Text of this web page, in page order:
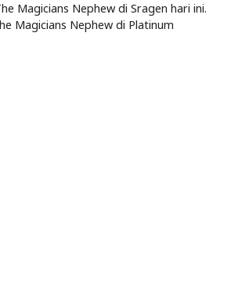
Magicians Nephew di Sragen hari ini.
Magicians Nephew di Platinum